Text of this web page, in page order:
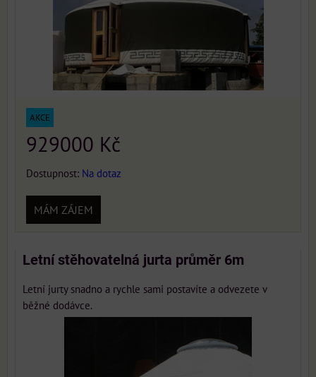
AKCE
929000 Kč
Dostupnost: Na dotaz
MÁM ZÁJEM
Letní stěhovatelná jurta průměr 6m
Letní jurty snadno a rychle sami postavíte a odvezete v
běžné dodávce.